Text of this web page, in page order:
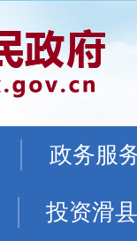
政务服
投资滑县